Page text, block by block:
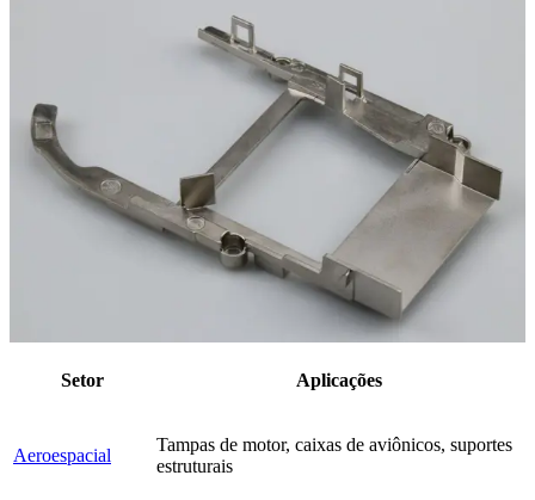
Setor Aplicações
Aeroespacial
Tampas de motor, caixas de aviônicos, suportes
estruturais